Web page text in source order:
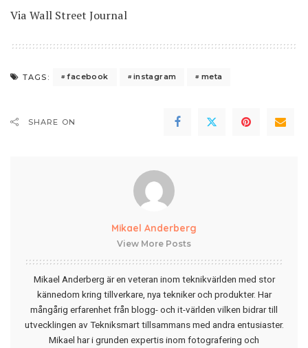
Via Wall Street Journal
TAGS: facebook instagram meta
SHARE ON
Mikael Anderberg
View More Posts
Mikael Anderberg är en veteran inom teknikvärlden med stor
kännedom kring tillverkare, nya tekniker och produkter. Har
mångårig erfarenhet från blogg- och it-världen vilken bidrar till
utvecklingen av Tekniksmart tillsammans med andra entusiaster.
Mikael har i grunden expertis inom fotografering och